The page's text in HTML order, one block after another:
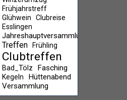
Frühjahrstreff
Glühwein
Clubreise
Esslingen
Jahreshauptversammlung
Treffen Frühling
Clubtreffen
Bad_Tölz Fasching
Kegeln
Hüttenabend
Versammlung